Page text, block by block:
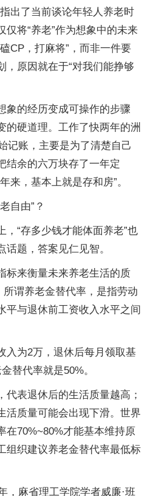
出了当前谈论年轻人养老时
仅将“养老”作为想象中的未来
CP，打麻将”，而非一件要
，原因就在于“对我们能挣够
象的经历变成可操作的步骤
的硬道理。工作了快两年的洲
记账，主要是为了清楚自己
结余的六万块存了一年定
来，基本上就是存和房”。
自由”？
，“存多少钱才能体面养老”也
题，答案见仁见智。
标来衡量未来养老生活的质
所谓养老金替代率，是指劳动
平与退休前工资收入水平之间
入为2万，退休后每月领取基
替代率就是50%。
代表退休后的生活质量越高；
活质量可能会出现下滑。世界
在70%~80%才能基本维持原
组织建议养老金替代率最低标
，麻省理工学院学者威廉·班